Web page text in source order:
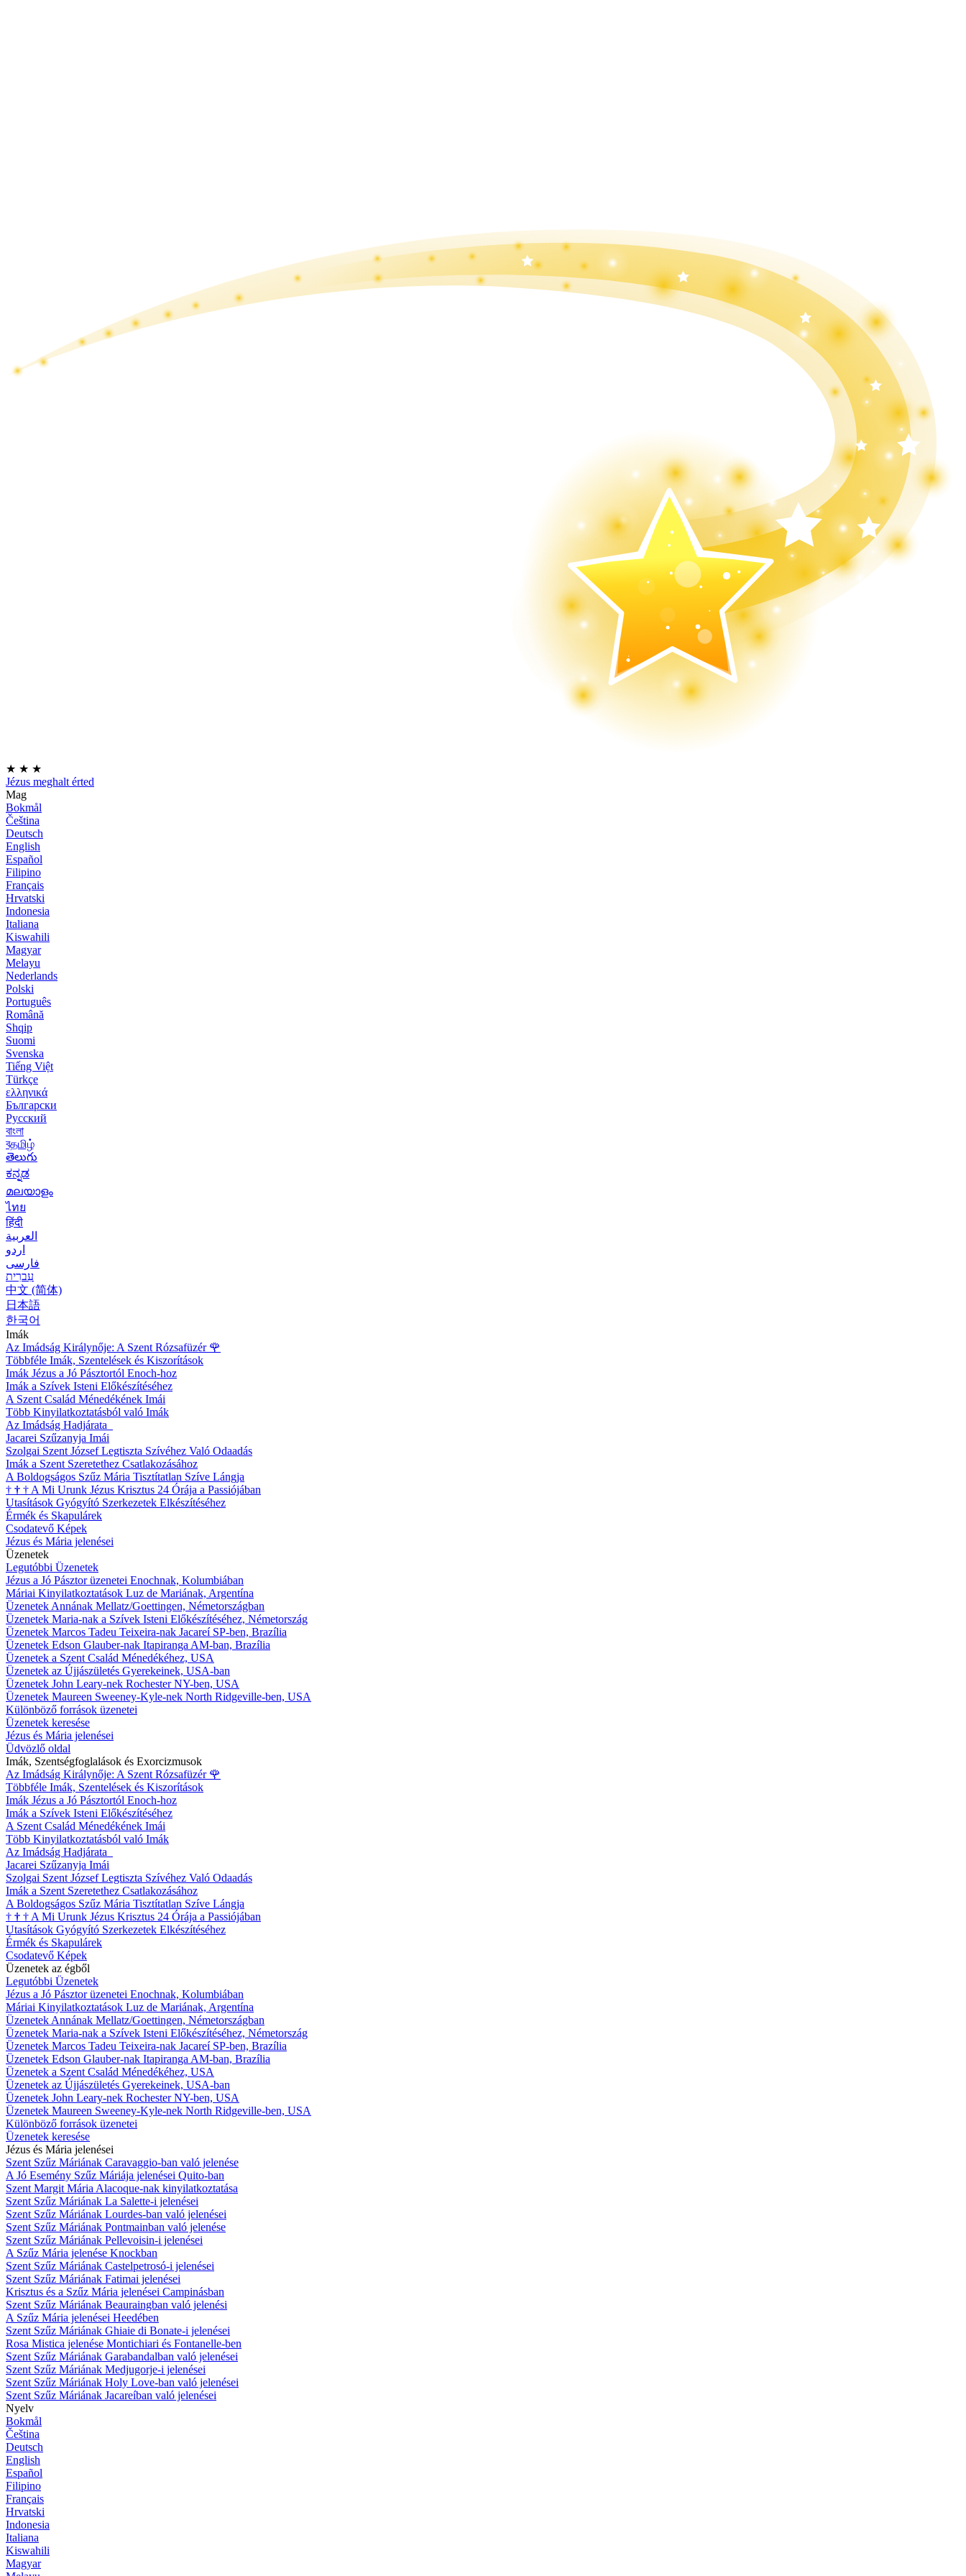
★ ★ ★
Jézus meghalt érted
Mag
Bokmål
Čeština
Deutsch
English
Español
Filipino
Français
Hrvatski
Indonesia
Italiana
Kiswahili
Magyar
Melayu
Nederlands
Polski
Português
Română
Shqip
Suomi
Svenska
Tiếng Việt
Türkçe
ελληνικά
Български
Русский
বাংলা
বதமிழ்
తెలుగు
ಕನ್ನಡ
മലയാളം
ไทย
हिंदी
العربية
اردو
فارسی
עִברִית
中文 (简体)
日本語
한국어
Imák
Az Imádság Királynője: A Szent Rózsafüzér 🌹
Többféle Imák, Szentelések és Kiszorítások
Imák Jézus a Jó Pásztortól Enoch-hoz
Imák a Szívek Isteni Előkészítéséhez
A Szent Család Ménedékének Imái
Több Kinyilatkoztatásból való Imák
Az Imádság Hadjárata
Jacarei Szűzanyja Imái
Szolgai Szent József Legtiszta Szívéhez Való Odaadás
Imák a Szent Szeretethez Csatlakozásához
A Boldogságos Szűz Mária Tisztítatlan Szíve Lángja
† † † A Mi Urunk Jézus Krisztus 24 Órája a Passiójában
Utasítások Gyógyító Szerkezetek Elkészítéséhez
Érmék és Skapulárek
Csodatevő Képek
Jézus és Mária jelenései
Üzenetek
Legutóbbi Üzenetek
Jézus a Jó Pásztor üzenetei Enochnak, Kolumbiában
Máriai Kinyilatkoztatások Luz de Mariának, Argentína
Üzenetek Annának Mellatz/Goettingen, Németországban
Üzenetek Maria-nak a Szívek Isteni Előkészítéséhez, Németország
Üzenetek Marcos Tadeu Teixeira-nak Jacareí SP-ben, Brazília
Üzenetek Edson Glauber-nak Itapiranga AM-ban, Brazília
Üzenetek a Szent Család Ménedékéhez, USA
Üzenetek az Újjászületés Gyerekeinek, USA-ban
Üzenetek John Leary-nek Rochester NY-ben, USA
Üzenetek Maureen Sweeney-Kyle-nek North Ridgeville-ben, USA
Különböző források üzenetei
Üzenetek keresése
Jézus és Mária jelenései
Üdvözlő oldal
Imák, Szentségfoglalások és Exorcizmusok
Az Imádság Királynője: A Szent Rózsafüzér 🌹
Többféle Imák, Szentelések és Kiszorítások
Imák Jézus a Jó Pásztortól Enoch-hoz
Imák a Szívek Isteni Előkészítéséhez
A Szent Család Ménedékének Imái
Több Kinyilatkoztatásból való Imák
Az Imádság Hadjárata
Jacarei Szűzanyja Imái
Szolgai Szent József Legtiszta Szívéhez Való Odaadás
Imák a Szent Szeretethez Csatlakozásához
A Boldogságos Szűz Mária Tisztítatlan Szíve Lángja
† † † A Mi Urunk Jézus Krisztus 24 Órája a Passiójában
Utasítások Gyógyító Szerkezetek Elkészítéséhez
Érmék és Skapulárek
Csodatevő Képek
Üzenetek az égből
Legutóbbi Üzenetek
Jézus a Jó Pásztor üzenetei Enochnak, Kolumbiában
Máriai Kinyilatkoztatások Luz de Mariának, Argentína
Üzenetek Annának Mellatz/Goettingen, Németországban
Üzenetek Maria-nak a Szívek Isteni Előkészítéséhez, Németország
Üzenetek Marcos Tadeu Teixeira-nak Jacareí SP-ben, Brazília
Üzenetek Edson Glauber-nak Itapiranga AM-ban, Brazília
Üzenetek a Szent Család Ménedékéhez, USA
Üzenetek az Újjászületés Gyerekeinek, USA-ban
Üzenetek John Leary-nek Rochester NY-ben, USA
Üzenetek Maureen Sweeney-Kyle-nek North Ridgeville-ben, USA
Különböző források üzenetei
Üzenetek keresése
Jézus és Mária jelenései
Szent Szűz Máriának Caravaggio-ban való jelenése
A Jó Esemény Szűz Máriája jelenései Quito-ban
Szent Margit Mária Alacoque-nak kinyilatkoztatása
Szent Szűz Máriának La Salette-i jelenései
Szent Szűz Máriának Lourdes-ban való jelenései
Szent Szűz Máriának Pontmainban való jelenése
Szent Szűz Máriának Pellevoisin-i jelenései
A Szűz Mária jelenése Knockban
Szent Szűz Máriának Castelpetrosó-i jelenései
Szent Szűz Máriának Fatimai jelenései
Krisztus és a Szűz Mária jelenései Campinásban
Szent Szűz Máriának Beauraingban való jelenési
A Szűz Mária jelenései Heedében
Szent Szűz Máriának Ghiaie di Bonate-i jelenései
Rosa Mistica jelenése Montichiari és Fontanelle-ben
Szent Szűz Máriának Garabandalban való jelenései
Szent Szűz Máriának Medjugorje-i jelenései
Szent Szűz Máriának Holy Love-ban való jelenései
Szent Szűz Máriának Jacareíban való jelenései
Nyelv
Bokmål
Čeština
Deutsch
English
Español
Filipino
Français
Hrvatski
Indonesia
Italiana
Kiswahili
Magyar